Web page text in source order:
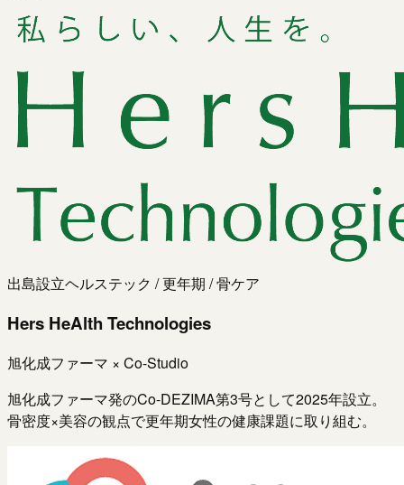
出島設立ヘルステック / 更年期 / 骨ケア
Hers HeAlth Technologies
旭化成ファーマ × Co-Studio
旭化成ファーマ発のCo-DEZIMA第3号として2025年設立。
骨密度×美容の観点で更年期女性の健康課題に取り組む。